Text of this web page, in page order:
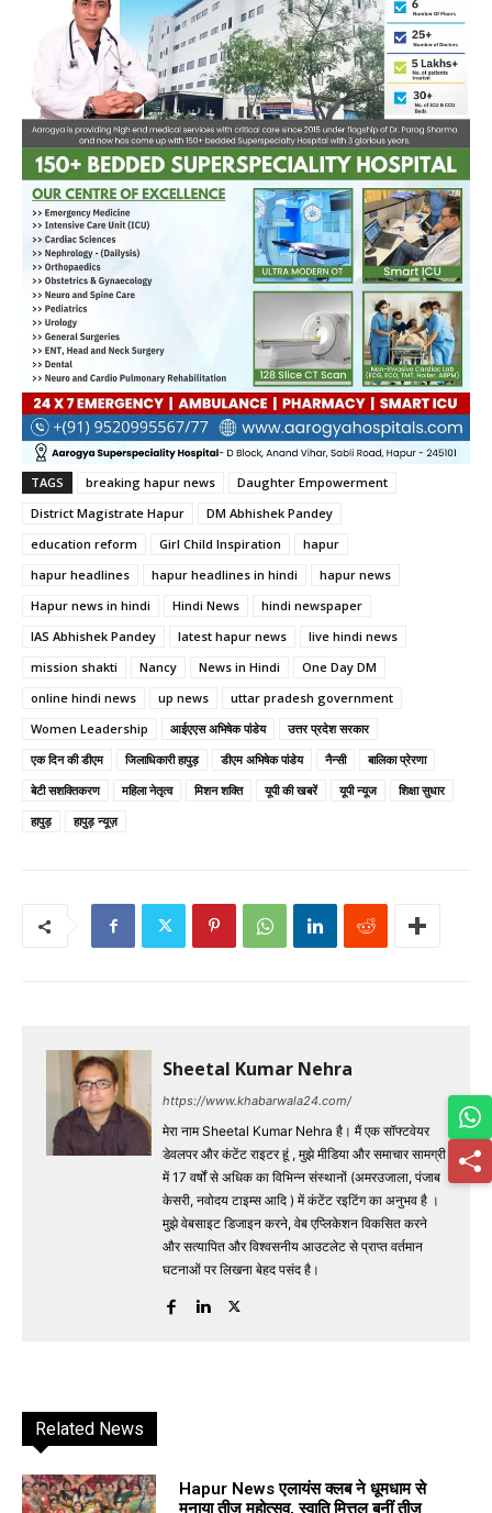
TAGS breaking hapur news
Daughter Empowerment
District Magistrate Hapur
DM Abhishek Pandey
education reform
Girl Child Inspiration
hapur
hapur headlines
hapur headlines in hindi
hapur news
Hapur news in hindi
Hindi News
hindi newspaper
IAS Abhishek Pandey
latest hapur news
live hindi news
mission shakti
Nancy News in Hindi
One Day DM
online hindi news
up news
uttar pradesh government
Women Leadership
आईएएस अभिषेक पांडेय
उत्तर प्रदेश सरकार
एक दिन की डीएम
जिलाधिकारी हापुड़ डीएम अभिषेक पांडेय नैन्सी
बालिका प्रेरणा
बेटी सशक्तिकरण
महिला नेतृत्व मिशन शक्ति यूपी की खबरें यूपी न्यूज
शिक्षा सुधार
हापुड़
हापुड़ न्यूज़
Sheetal Kumar Nehra
https://www.khabarwala24.com/
मेरा नाम Sheetal Kumar Nehra है। मैं एक सॉफ्टवेयर
डेवलपर और कंटेंट राइटर हूं , मुझे मीडिया और समाचार सामग्री
में 17 वर्षों से अधिक का विभिन्न संस्थानों (अमरउजाला, पंजाब
केसरी, नवोदय टाइम्स आदि ) में कंटेंट रइटिंग का अनुभव है ।
मुझे वेबसाइट डिजाइन करने, वेब एप्लिकेशन विकसित करने
और सत्यापित और विश्वसनीय आउटलेट से प्राप्त वर्तमान
घटनाओं पर लिखना बेहद पसंद है।
Related News
Hapur News एलायंस क्लब ने धूमधाम से